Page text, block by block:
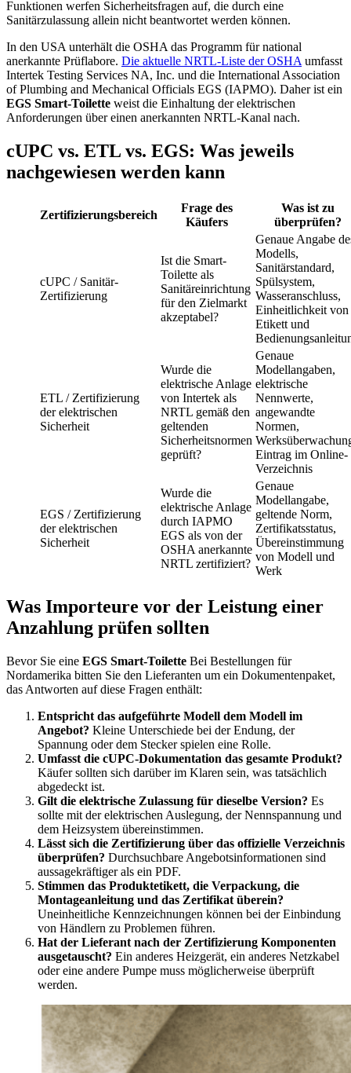
Funktionen werfen Sicherheitsfragen auf, die durch eine
Sanitärzulassung allein nicht beantwortet werden können.
In den USA unterhält die OSHA das Programm für national
anerkannte Prüflabore. Die aktuelle NRTL-Liste der OSHA umfasst
Intertek Testing Services NA, Inc. und die International Association
of Plumbing and Mechanical Officials EGS (IAPMO). Daher ist ein
EGS Smart-Toilette weist die Einhaltung der elektrischen
Anforderungen über einen anerkannten NRTL-Kanal nach.
cUPC vs. ETL vs. EGS: Was jeweils
nachgewiesen werden kann
Zertifizierungsbereich
Frage des
Käufers
Was ist zu
überprüfen?
cUPC / Sanitär-
Zertifizierung
Ist die Smart-
Toilette als
Sanitäreinrichtung
für den Zielmarkt
akzeptabel?
Genaue Angabe
Modells,
Sanitärstandard,
Spülsystem,
Wasseranschluss,
Einheitlichkeit von
Etikett und
ETL / Zertifizierung
der elektrischen
Sicherheit
Wurde die
elektrische Anlage
von Intertek als
NRTL gemäß den
geltenden
Sicherheitsnormen
geprüft?
Genaue
Modellangaben,
elektrische
Nennwerte,
angewandte
Normen,
Eintrag im Online-
Verzeichnis
EGS / Zertifizierung
der elektrischen
Sicherheit
Wurde die
elektrische Anlage
durch IAPMO
EGS als von der
OSHA anerkannte
NRTL zertifiziert?
Genaue
Modellangabe,
geltende Norm,
Zertifikatsstatus,
Übereinstimmung
von Modell und
Werk
Was Importeure vor der Leistung einer
Anzahlung prüfen sollten
Bevor Sie eine EGS Smart-Toilette Bei Bestellungen für
Nordamerika bitten Sie den Lieferanten um ein Dokumentenpaket,
das Antworten auf diese Fragen enthält:
Entspricht das aufgeführte Modell dem Modell im
Angebot? Kleine Unterschiede bei der Endung, der
Spannung oder dem Stecker spielen eine Rolle.
Umfasst die cUPC-Dokumentation das gesamte Produkt?
Käufer sollten sich darüber im Klaren sein, was tatsächlich
abgedeckt ist.
Gilt die elektrische Zulassung für dieselbe Version? Es
sollte mit der elektrischen Auslegung, der Nennspannung und
dem Heizsystem übereinstimmen.
Lässt sich die Zertifizierung über das offizielle Verzeichnis
überprüfen? Durchsuchbare Angebotsinformationen sind
aussagekräftiger als ein PDF.
Stimmen das Produktetikett, die Verpackung, die
Montageanleitung und das Zertifikat überein?
Uneinheitliche Kennzeichnungen können bei der Einbindung
von Händlern zu Problemen führen.
Hat der Lieferant nach der Zertifizierung Komponenten
ausgetauscht? Ein anderes Heizgerät, ein anderes Netzkabel
oder eine andere Pumpe muss möglicherweise überprüft
werden.